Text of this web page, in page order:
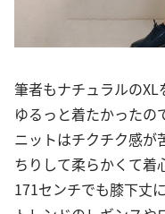
筆者もナチュラルの
ゆるっと着たかったの
ニットはチクチク感が
ちりして柔らかくて
171センチでも膝下丈